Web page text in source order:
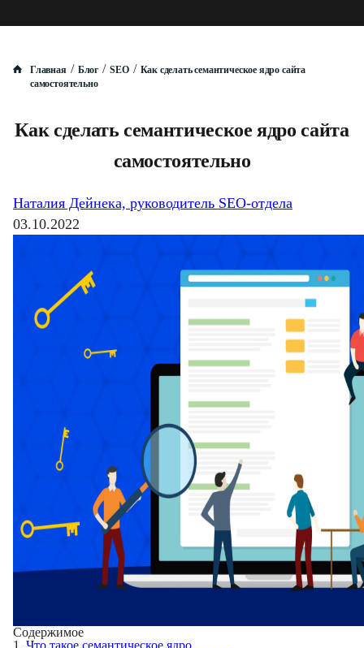
Главная / Блог / SEO / Как сделать семантическое ядро сайта
самостоятельно
Как сделать семантическое ядро сайта
самостоятельно
Наталия Дейнека, руководитель SEO-отдела
03.10.2022
Содержимое
1. Что такое семантическое ядро